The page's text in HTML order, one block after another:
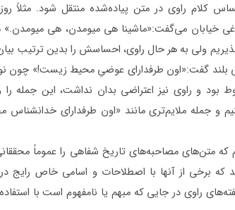
کلام راوی در متن پیاده‌شده منتقل شود. مثلاً
خیابان می‌گفت:«ماشینا هی میومدن، هی میومدن.»
ولی به هر حال راوی، احساسش را بدین ترتیب
بلند گفت:«اون طرفدارای عوضیِ محیط زیست!» چون
بود و راوی نیز اعتراضی بدان نداشت، این جمله را
و جمله ملایم‌تری مانند «اون طرفدارای
که متن‌های مصاحبه‌های تاریخ شفاهی را عموماً
که برخی از آنها با اصطلاحات و اسامی خاص رایج
راوی در جایی که مبهم یا نامفهوم است با